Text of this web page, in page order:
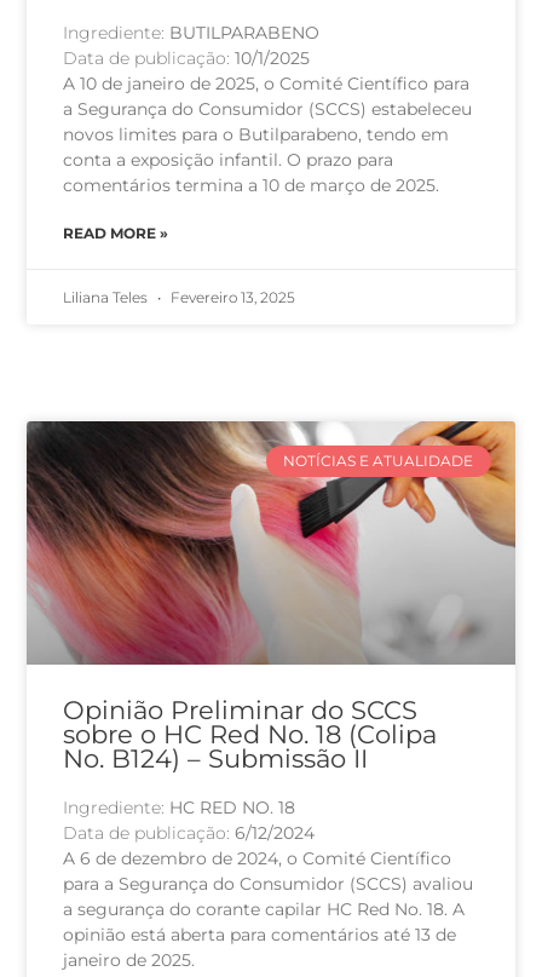
Ingrediente: BUTILPARABENO
Data de publicação:10/1/2025
A 10 de janeiro de 2025, o Comité Científico para
a Segurança do Consumidor (SCCS) estabeleceu
novos limites para o Butilparabeno, tendo em
conta a exposição infantil. O prazo para
comentários termina a 10 de março de 2025.
READ MORE »
Liliana Teles Fevereiro 13, 2025
NOTÍCIAS E ATUALIDADE
Opinião Preliminar do SCCS
sobre o HC Red No. 18 (Colipa
No. B124) – Submissão II
Ingrediente: HC RED NO. 18
Data de publicação:6/12/2024
A 6 de dezembro de 2024, o Comité Científico
para a Segurança do Consumidor (SCCS) avaliou
a segurança do corante capilar HC Red No. 18. A
opinião está aberta para comentários até 13 de
janeiro de 2025.